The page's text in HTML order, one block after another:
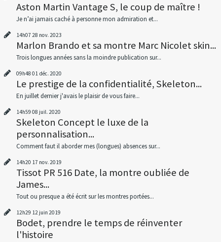
Aston Martin Vantage S, le coup de maître !
Je n’ai jamais caché à personne mon admiration et...
14h07 28 nov. 2023
Marlon Brando et sa montre Marc Nicolet skin...
Trois longues années sans la moindre publication sur...
09h48 01 déc. 2020
Le prestige de la confidentialité, Skeleton...
En juillet dernier j'avais le plaisir de vous faire...
14h59 08 juil. 2020
Skeleton Concept le luxe de la
personnalisation...
Comment faut il aborder mes (longues) absences sur...
14h20 17 nov. 2019
Tissot PR 516 Date, la montre oubliée de
James...
Tout ou presque a été écrit sur les montres portées...
12h29 12 juin 2019
Bodet, prendre le temps de réinventer
l'histoire